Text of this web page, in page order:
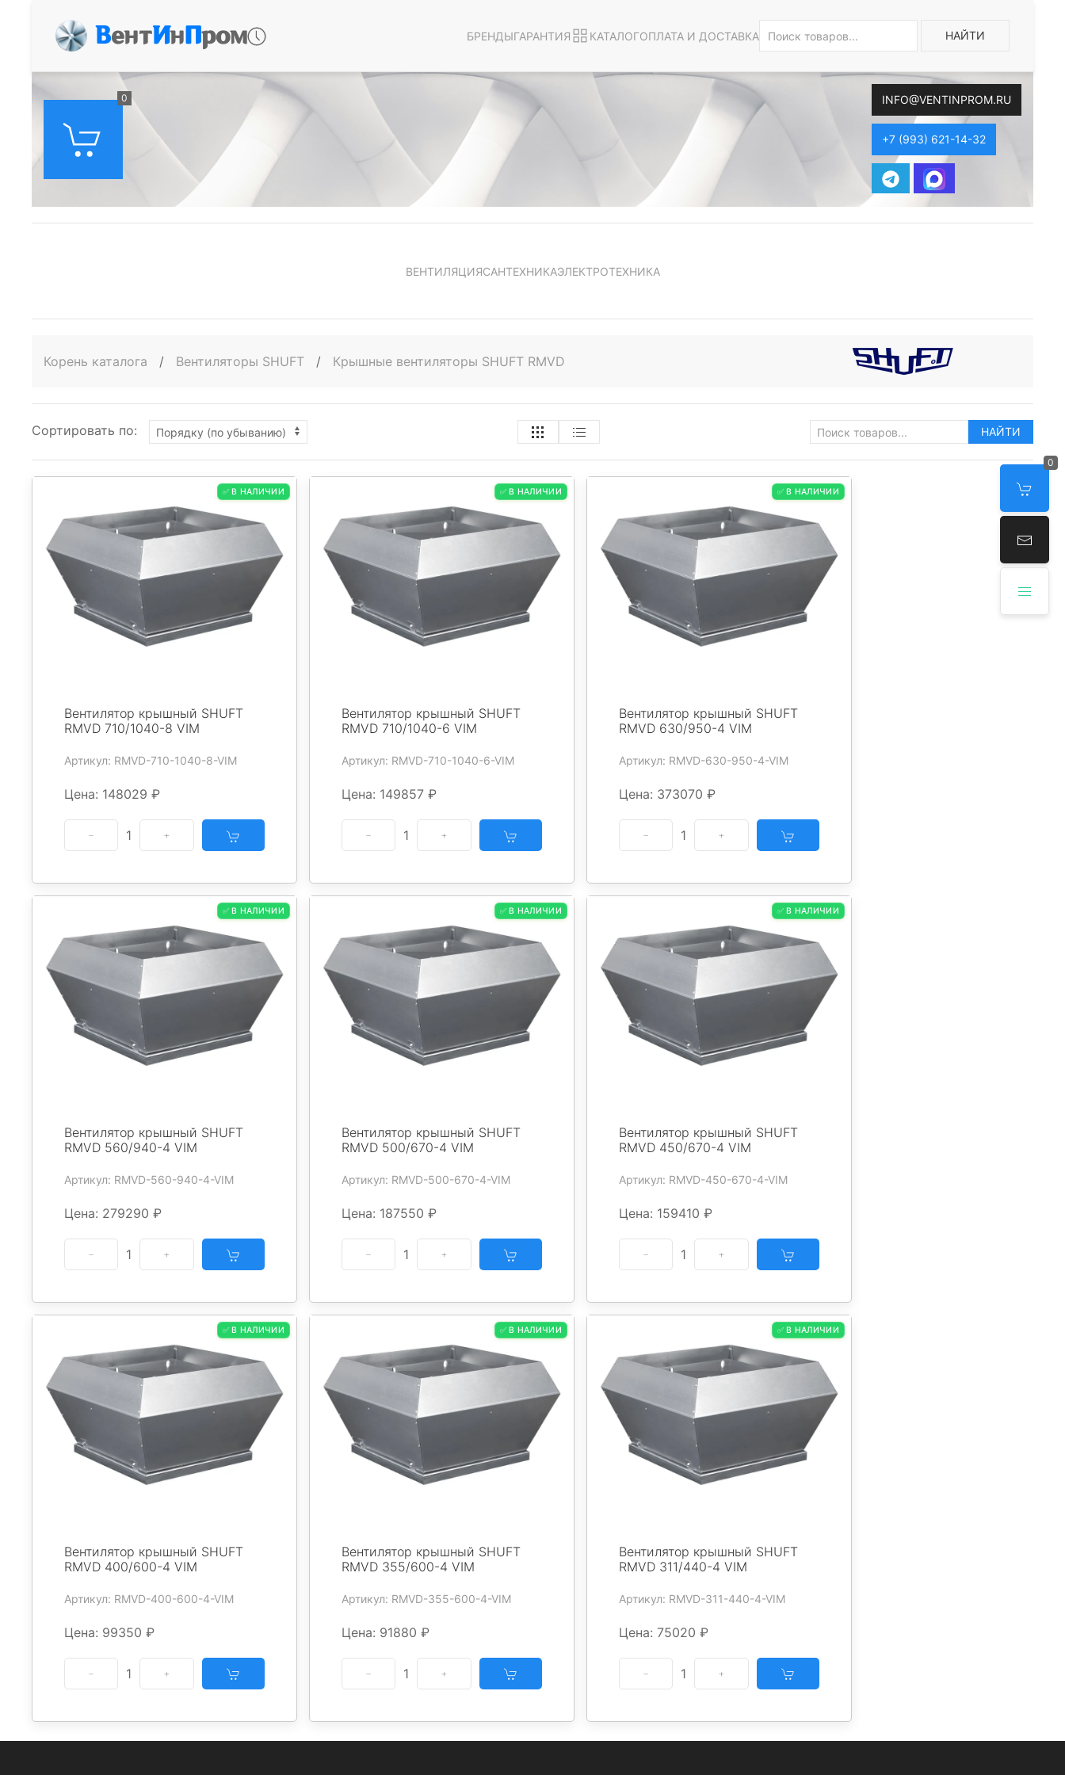
ВентИнПром БРЕНДЫГАРАНТИЯ КАТАЛОГОПЛАТА И ДОСТАВКА НАЙТИ
0 INFO@VENTINPROM.RU
+7 (993) 621-14-32
0
ВЕНТИЛЯЦИЯСАНТЕХНИКАЭЛЕКТРОТЕХНИКА
Корень каталога / Вентиляторы SHUFT / Крышные вентиляторы SHUFT RMVD
Сортировать по: НАЙТИ
✅ В НАЛИЧИИ
Вентилятор крышный SHUFT
RMVD 710/1040-8 VIM
Артикул: RMVD-710-1040-8-VIM
Цена: 148029 ₽
1
✅ В НАЛИЧИИ
Вентилятор крышный SHUFT
RMVD 710/1040-6 VIM
Артикул: RMVD-710-1040-6-VIM
Цена: 149857 ₽
1
✅ В НАЛИЧИИ
Вентилятор крышный SHUFT
RMVD 630/950-4 VIM
Артикул: RMVD-630-950-4-VIM
Цена: 373070 ₽
1
✅ В НАЛИЧИИ
Вентилятор крышный SHUFT
RMVD 560/940-4 VIM
Артикул: RMVD-560-940-4-VIM
Цена: 279290 ₽
1
✅ В НАЛИЧИИ
Вентилятор крышный SHUFT
RMVD 500/670-4 VIM
Артикул: RMVD-500-670-4-VIM
Цена: 187550 ₽
1
✅ В НАЛИЧИИ
Вентилятор крышный SHUFT
RMVD 450/670-4 VIM
Артикул: RMVD-450-670-4-VIM
Цена: 159410 ₽
1
✅ В НАЛИЧИИ
Вентилятор крышный SHUFT
RMVD 400/600-4 VIM
Артикул: RMVD-400-600-4-VIM
Цена: 99350 ₽
1
✅ В НАЛИЧИИ
Вентилятор крышный SHUFT
RMVD 355/600-4 VIM
Артикул: RMVD-355-600-4-VIM
Цена: 91880 ₽
1
✅ В НАЛИЧИИ
Вентилятор крышный SHUFT
RMVD 311/440-4 VIM
Артикул: RMVD-311-440-4-VIM
Цена: 75020 ₽
1